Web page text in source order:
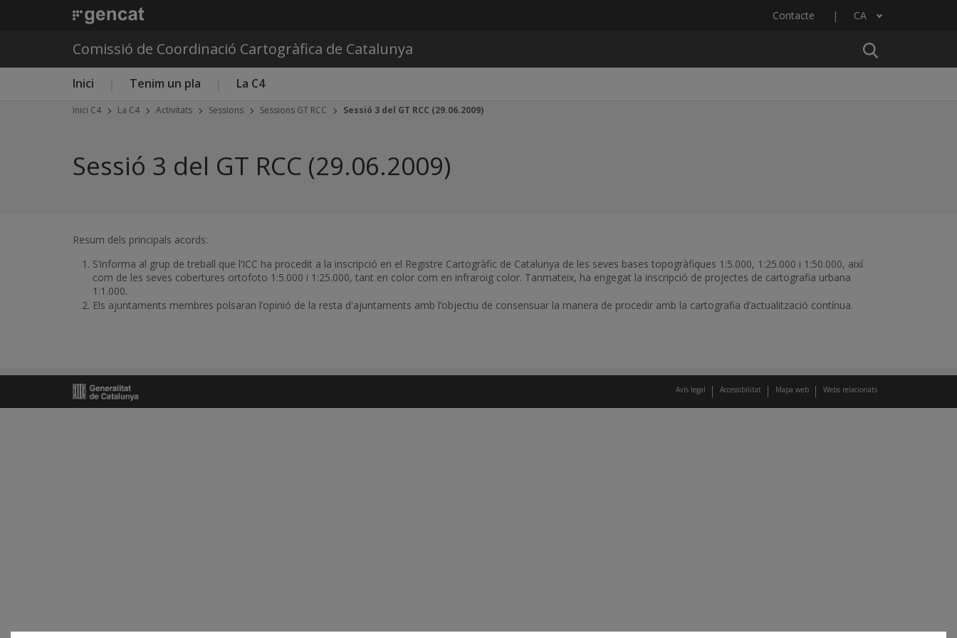
Contacte CA
Llista les accions addicionals
Comissió de Coordinació Cartogràfica de Catalunya
Menú principal C4
Inici Tenim un pla La C4
Inici C4 La C4 Activitats Sessions Sessions GT RCC Sessió 3 del GT RCC (29.06.2009)
Sessió 3 del GT RCC (29.06.2009)
Resum dels principals acords:
S’informa al grup de treball que l’ICC ha procedit a la inscripció en el Registre Cartogràfic de Catalunya de les seves bases topogràfiques 1:5.000, 1:25.000 i 1:50.000, així
com de les seves cobertures ortofoto 1:5.000 i 1:25.000, tant en color com en infraroig color. Tanmateix, ha engegat la inscripció de projectes de cartografia urbana
1:1.000.
Els ajuntaments membres polsaran l’opinió de la resta d'ajuntaments amb l’objectiu de consensuar la manera de procedir amb la cartografia d’actualització contínua.
Avís legal Accessibilitat Mapa web Webs relacionats